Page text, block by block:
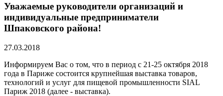
Уважаемые руководители организаций и
индивидуальные предприниматели
Шпаковского района!
27.03.2018
Информируем Вас о том, что в период с 21-25 октября 2018
года в Париже состоится крупнейшая выставка товаров,
технологий и услуг для пищевой промышленности SIAL
Париж 2018 (далее - выставка).